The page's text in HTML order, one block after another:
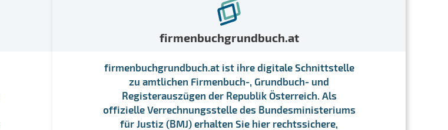
firmenbuchgrundbuch.at
firmenbuchgrundbuch.at ist ihre digitale Schnittstelle
zu amtlichen Firmenbuch-, Grundbuch- und
Registerauszügen der Republik Österreich. Als
offizielle Verrechnungsstelle des Bundesministeriums
für Justiz (BMJ) erhalten Sie hier rechtssichere,